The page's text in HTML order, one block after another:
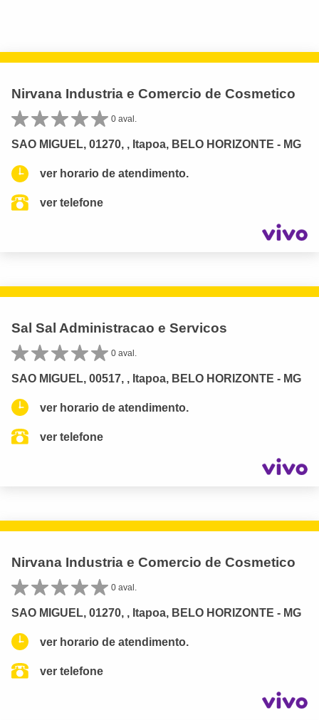
Nirvana Industria e Comercio de Cosmetico
0 aval.
SAO MIGUEL, 01270, , Itapoa, BELO HORIZONTE - MG
ver horario de atendimento.
ver telefone
Sal Sal Administracao e Servicos
0 aval.
SAO MIGUEL, 00517, , Itapoa, BELO HORIZONTE - MG
ver horario de atendimento.
ver telefone
Nirvana Industria e Comercio de Cosmetico
0 aval.
SAO MIGUEL, 01270, , Itapoa, BELO HORIZONTE - MG
ver horario de atendimento.
ver telefone